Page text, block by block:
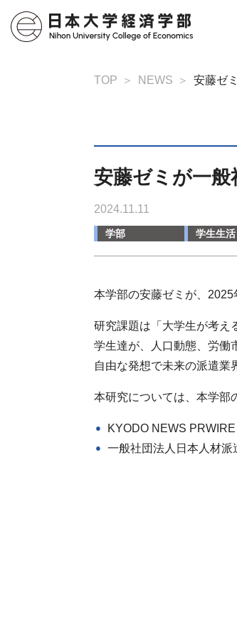
TOP NEWS 安藤ゼ
安藤ゼミが一
2024.11.11
学部 学生生活
本学部の安藤ゼミが、
研究課題は「大学生が考え
学生達が、人口動態、労働
自由な発想で未来の派遣業
本研究については、本学部
KYODO NEWS PRWIRE
一般社団法人日本人材派